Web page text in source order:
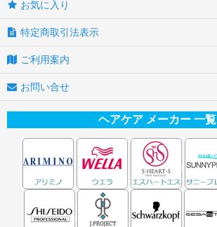
お気に入り
特定商取引法表示
ご利用案内
お問い合せ
ヘアケア メーカー 一覧